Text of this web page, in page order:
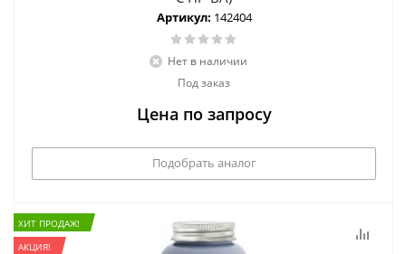
Артикул: 142404
Нет в наличии
Под заказ
Цена по запросу
Подобрать аналог
ХИТ ПРОДАЖ!
АКЦИЯ!